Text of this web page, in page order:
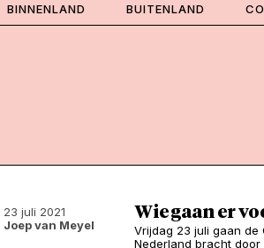
BINNENLAND BUITENLAND
23 juli 2021
Joep van Meyel
Wie gaan er
Vrijdag 23 juli gaan de
Nederland bracht